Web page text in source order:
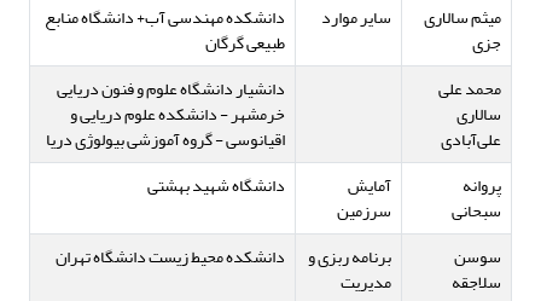
میثم سالاری
جزی
سایر موارد دانشکده مهندسی آب+ دانشگاه منابع
طبیعی گرگان
محمد علی
سالاری
علی‌آبادی
دانشیار دانشگاه علوم و فنون دریایی
خرمشهر - دانشکده علوم دریایی و
اقیانوسی - گروه آموزشی بیولوژی دریا
پروانه
سبحانی
آمایش
سرزمین
دانشگاه شهید بهشتی
سوسن
سلاجقه
برنامه ربزی و
مدیریت
دانشکده محیط زیست دانشگاه تهران